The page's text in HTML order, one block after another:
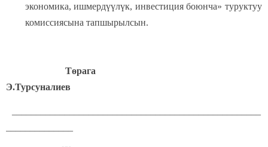
экономика, ишмердүүлүк, инвестиция боюнча» туруктуу
комиссиясына тапшырылсын.
Төрага
Э.Турсуналиев